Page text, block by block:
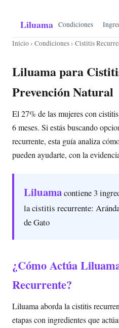
Liluama Condiciones
Inicio› Condiciones› Cistitis
Liluama para
Prevención Natural
El 27% de las mujeres con
6 meses. Si estás buscando
recurrente, esta guía analiza
pueden ayudarte, con la
Liluamacontiene 3
la cistitis recurrente:
de Gato
¿Cómo Actúa
Recurrente?
Liluama aborda la cistitis
etapas con ingredientes que